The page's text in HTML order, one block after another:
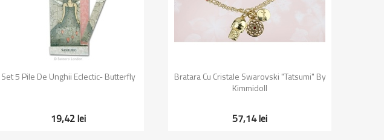
Vizualizare rapida
Set 5 Pile De Unghii Eclectic- Butterfly
19,42 lei
Vizualizare rapida
Bratara Cu Cristale Swarovski "Tatsumi" By
Kimmidoll
57,14 lei